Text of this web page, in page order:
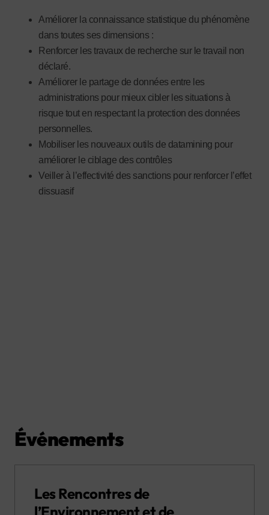
Améliorer la connaissance statistique du phénomène
dans toutes ses dimensions :
Renforcer les travaux de recherche sur le travail non
déclaré.
Améliorer le partage de données entre les
administrations pour mieux cibler les situations à
risque tout en respectant la protection des données
personnelles.
Mobiliser les nouveaux outils de datamining pour
améliorer le ciblage des contrôles
Veiller à l’effectivité des sanctions pour renforcer l’effet
dissuasif
Événements
Les Rencontres de
l’Environnement et de